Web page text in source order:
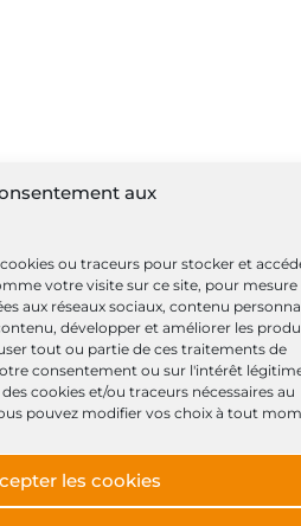
aux
ou traceurs pour stocker et
votre visite sur ce site, pour mesure
aux réseaux sociaux, contenu
développer et améliorer les
tout ou partie de ces traitements de
consentement ou sur l'intérêt
cookies et/ou traceurs nécessaires au
pouvez modifier vos choix à tout
les cookies